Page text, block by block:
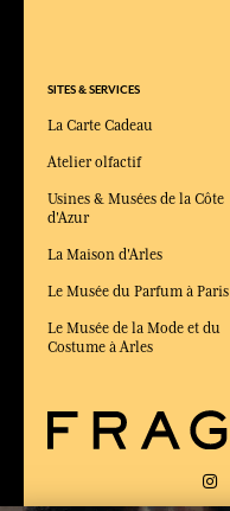
SITES & SERVICES
La Carte Cadeau
Atelier olfactif
Usines & Musées de la Côte
d'Azur
La Maison d'Arles
Le Musée du Parfum à Paris
Le Musée de la Mode et du
Costume à Arles